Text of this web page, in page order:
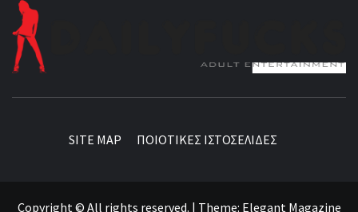
SITE MAP ΠΟΙΟΤΙΚΕΣ ΙΣΤΟΣΕΛΙΔΕΣ
Copyright © All rights reserved. | Theme: Elegant Magazine